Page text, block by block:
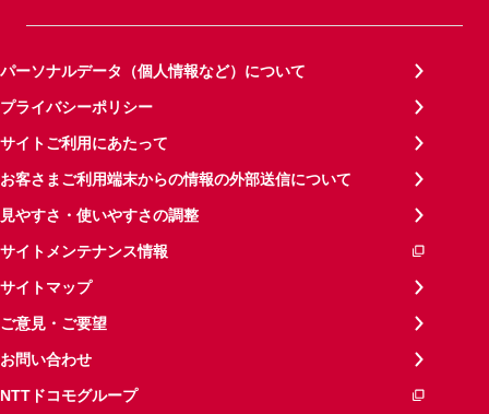
パーソナルデータ（個人情報など）について
プライバシーポリシー
サイトご利用にあたって
お客さまご利用端末からの情報の外部送信について
見やすさ・使いやすさの調整
サイトメンテナンス情報
サイトマップ
ご意見・ご要望
お問い合わせ
NTTドコモグループ